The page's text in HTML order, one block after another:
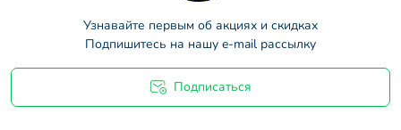
Узнавайте первым об акциях и скидках
Подпишитесь на нашу e-mail рассылку
Подписаться